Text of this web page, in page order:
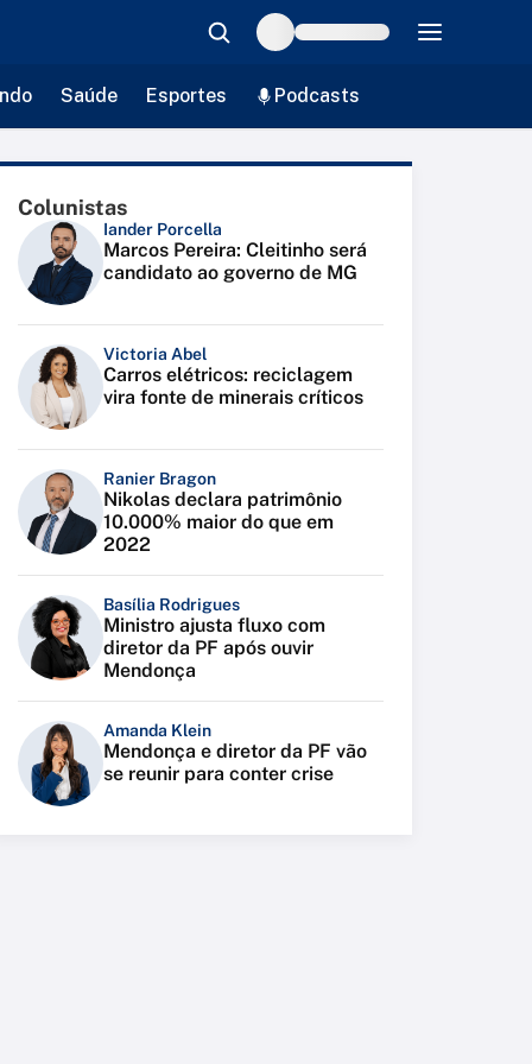
Saúde Esportes Podcasts
Colunistas
Iander Porcella
Marcos Pereira: Cleitinho será
candidato ao governo de MG
Victoria Abel
Carros elétricos: reciclagem
vira fonte de minerais críticos
Ranier Bragon
Nikolas declara patrimônio
10.000% maior do que em
2022
Basília Rodrigues
Ministro ajusta fluxo com
diretor da PF após ouvir
Mendonça
Amanda Klein
Mendonça e diretor da PF vão
se reunir para conter crise